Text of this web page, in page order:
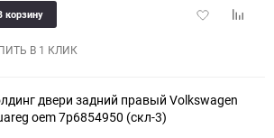
Добавить
корзину
В 1 КЛИК
двери задний правый Volkswagen
oem 7p6854950 (скл-3)